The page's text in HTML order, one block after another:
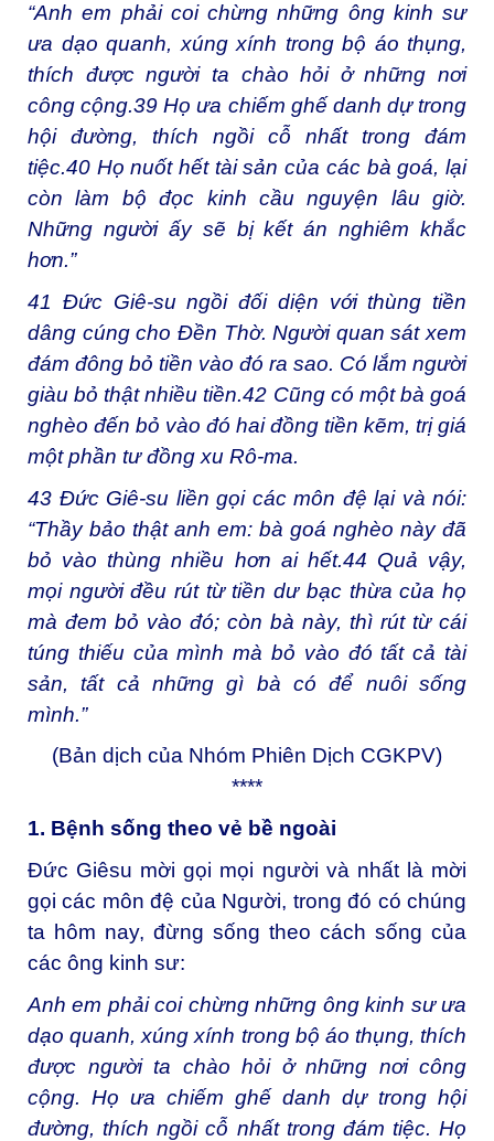
“Anh em phải coi chừng những ông kinh sư
ưa dạo quanh, xúng xính trong bộ áo thụng,
thích được người ta chào hỏi ở những nơi
công cộng.39 Họ ưa chiếm ghế danh dự trong
hội đường, thích ngồi cỗ nhất trong đám
tiệc.40 Họ nuốt hết tài sản của các bà goá, lại
còn làm bộ đọc kinh cầu nguyện lâu giờ.
Những người ấy sẽ bị kết án nghiêm khắc
hơn.”
41 Đức Giê-su ngồi đối diện với thùng tiền
dâng cúng cho Đền Thờ. Người quan sát xem
đám đông bỏ tiền vào đó ra sao. Có lắm người
giàu bỏ thật nhiều tiền.42 Cũng có một bà goá
nghèo đến bỏ vào đó hai đồng tiền kẽm, trị giá
một phần tư đồng xu Rô-ma.
43 Đức Giê-su liền gọi các môn đệ lại và nói:
“Thầy bảo thật anh em: bà goá nghèo này đã
bỏ vào thùng nhiều hơn ai hết.44 Quả vậy,
mọi người đều rút từ tiền dư bạc thừa của họ
mà đem bỏ vào đó; còn bà này, thì rút từ cái
túng thiếu của mình mà bỏ vào đó tất cả tài
sản, tất cả những gì bà có để nuôi sống
mình.”
(Bản dịch của Nhóm Phiên Dịch CGKPV)
****
1. Bệnh sống theo vẻ bề ngoài
Đức Giêsu mời gọi mọi người và nhất là mời
gọi các môn đệ của Người, trong đó có chúng
ta hôm nay, đừng sống theo cách sống của
các ông kinh sư:
Anh em phải coi chừng những ông kinh sư ưa
dạo quanh, xúng xính trong bộ áo thụng, thích
được người ta chào hỏi ở những nơi công
cộng. Họ ưa chiếm ghế danh dự trong hội
đường, thích ngồi cỗ nhất trong đám tiệc. Họ